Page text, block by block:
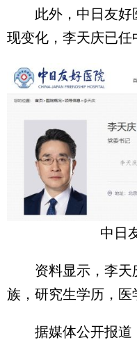
此外，中日友好
现变化，李天庆已任
中日
资料显示，李天
族，研究生学历，医
据媒体公开报道